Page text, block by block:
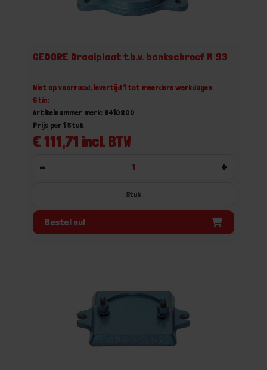
GEDORE Draaiplaat t.b.v. bankschroef M 93
Niet op voorraad, levertijd 1 tot meerdere werkdagen
Gtin:
Artikelnummer merk: 8410800
€ 111,71 incl. BTW
Prijs per 1 Stuk
- +
Stuk
Bestel nu!